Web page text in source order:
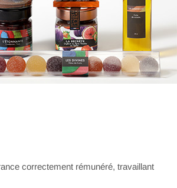
correctement rémunéré, travaillant